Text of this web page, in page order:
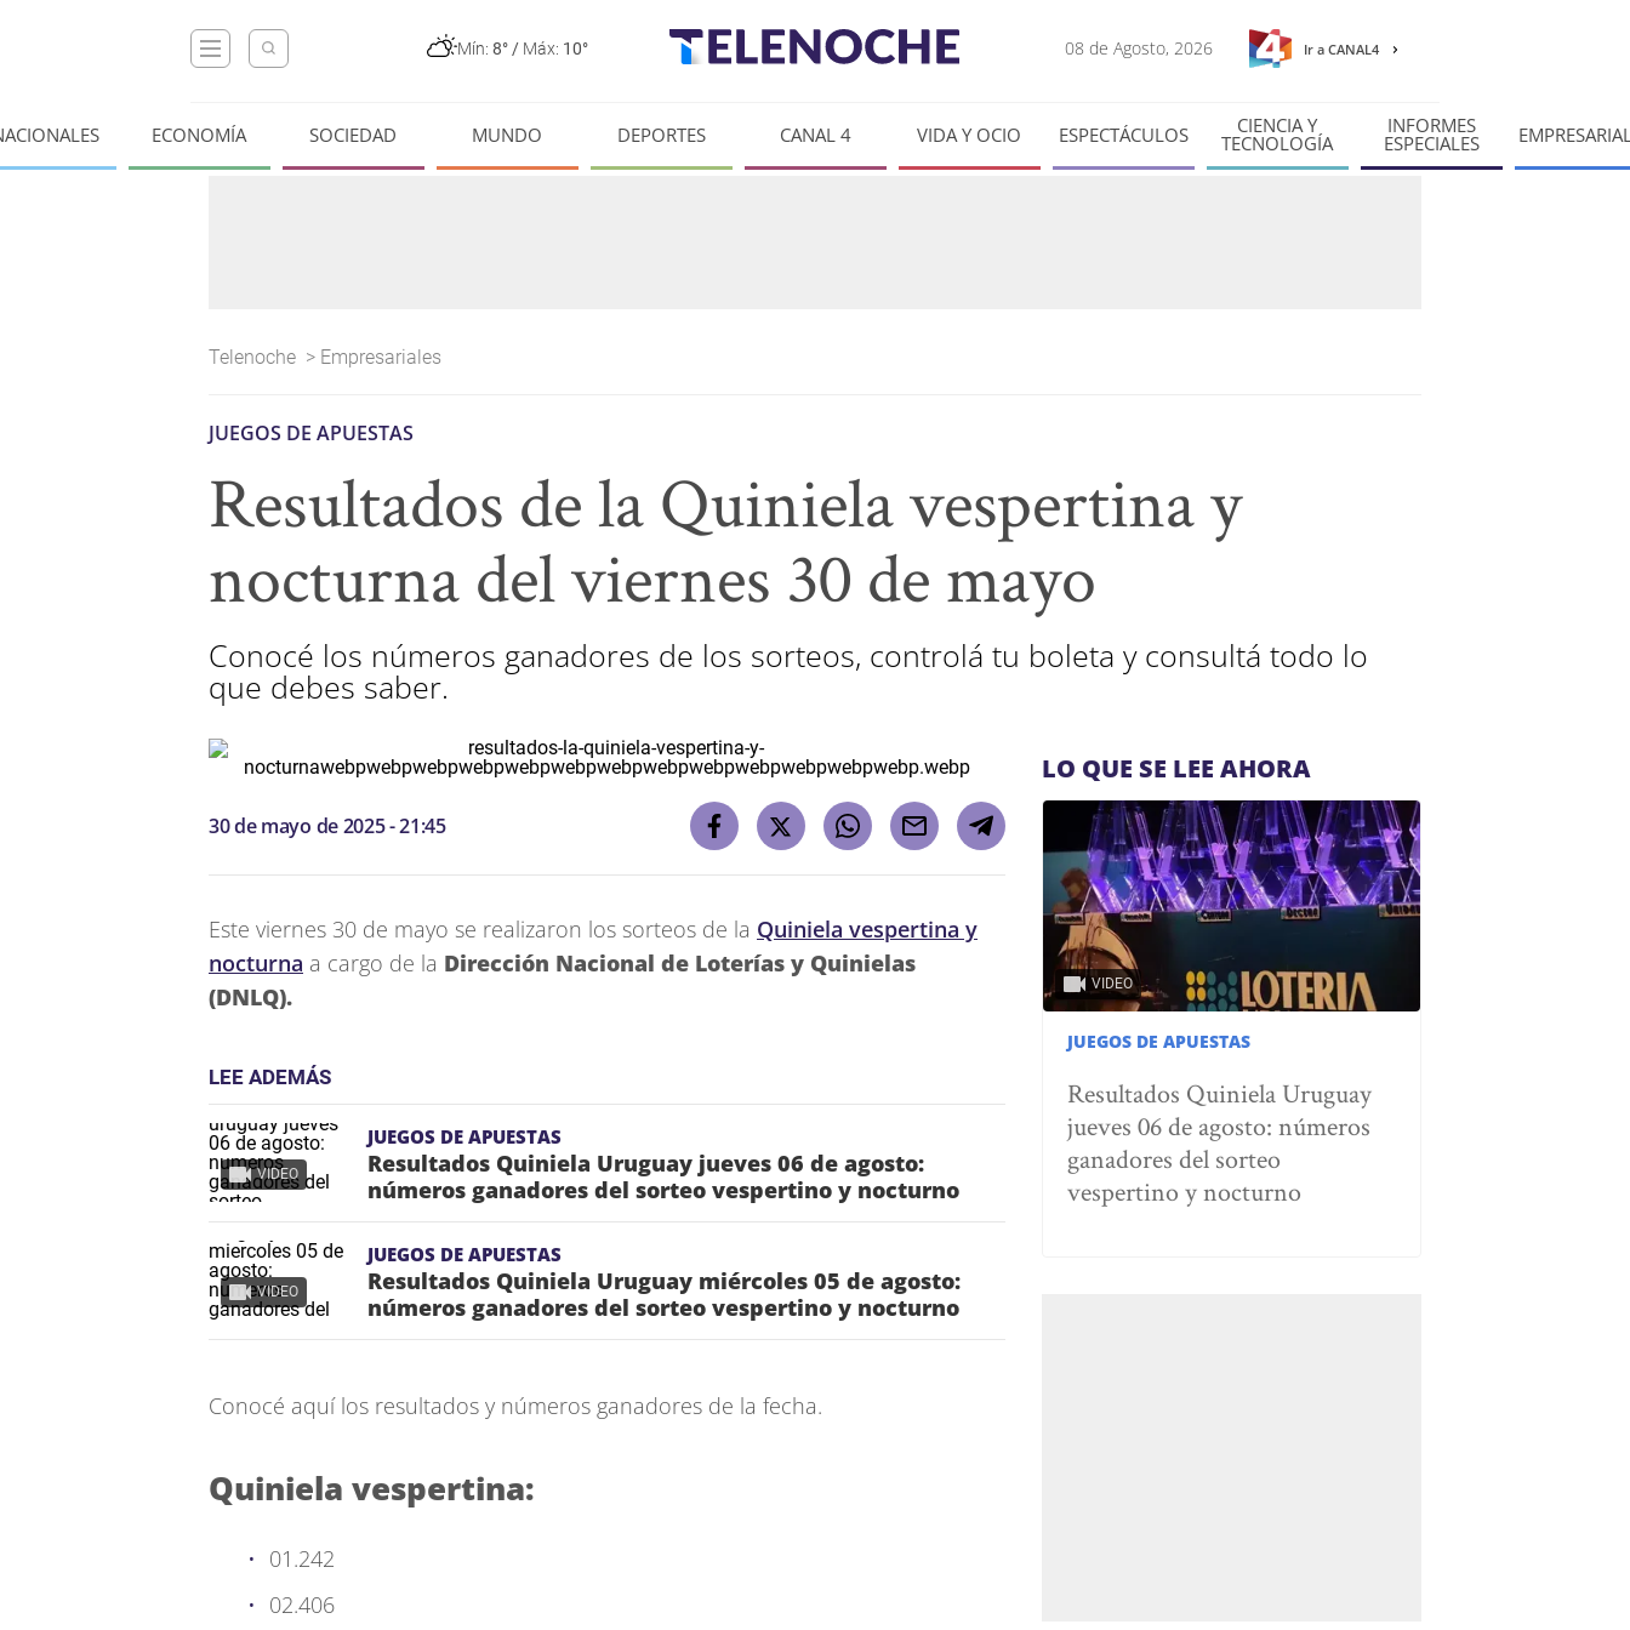
Mín: 8° / Máx: 10° 08 de Agosto, 2026 Ir a CANAL4
ECONOMÍA SOCIEDAD MUNDO DEPORTES CANAL 4 VIDA Y OCIO ESPECTÁCULOS CIENCIA Y
TECNOLOGÍA
INFORMES
ESPECIALES
Telenoche > Empresariales
JUEGOS DE APUESTAS
Resultados de la Quiniela vespertina y
nocturna del viernes 30 de mayo
Conocé los números ganadores de los sorteos, controlá tu boleta y consultá todo lo
que debes saber.
30 de mayo de 2025 - 21:45
Este viernes 30 de mayo se realizaron los sorteos de la Quiniela vespertina y
nocturna a cargo de la Dirección Nacional de Loterías y Quinielas
(DNLQ).
LEE ADEMÁS
VIDEO
JUEGOS DE APUESTAS
Resultados Quiniela Uruguay jueves 06 de agosto:
números ganadores del sorteo vespertino y nocturno
VIDEO
JUEGOS DE APUESTAS
Resultados Quiniela Uruguay miércoles 05 de agosto:
números ganadores del sorteo vespertino y nocturno
Conocé aquí los resultados y números ganadores de la fecha.
Quiniela vespertina:
01.242
02.406
LO QUE SE LEE AHORA
VIDEO
JUEGOS DE APUESTAS
Resultados Quiniela Uruguay
jueves 06 de agosto: números
ganadores del sorteo
vespertino y nocturno